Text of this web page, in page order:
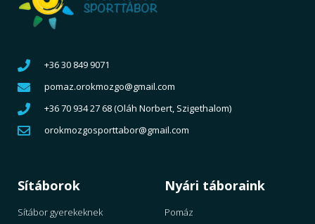
+36 30 849 9071
pomaz.orokmozgo@gmail.com
+36 70 934 27 68 (Oláh Norbert, Szigethalom)
orokmozgosporttabor@gmail.com
Sítáborok
Sítábor gyerekeknek
Nyári táboraink
Pomáz